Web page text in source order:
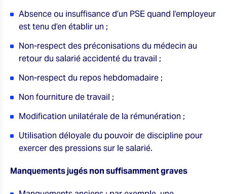
Absence ou insuffisance d’un PSE quand l’employeur
est tenu d’en établir un ;
Non-respect des préconisations du médecin au
retour du salarié accidenté du travail ;
Non-respect du repos hebdomadaire ;
Non fourniture de travail ;
Modification unilatérale de la rémunération ;
Utilisation déloyale du pouvoir de discipline pour
exercer des pressions sur le salarié.
Manquements jugés non suffisamment graves